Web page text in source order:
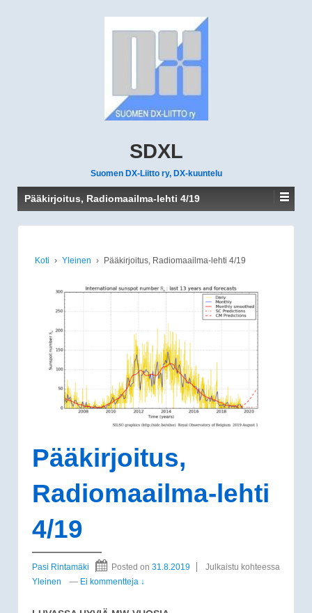
SDXL
Suomen DX-Liitto ry, DX-kuuntelu
Pääkirjoitus, Radiomaailma-lehti 4/19
Koti › Yleinen › Pääkirjoitus, Radiomaailma-lehti 4/19
Pääkirjoitus,
Radiomaailma-lehti
4/19
Pasi Rintamäki Posted on 31.8.2019
Julkaistu kohteessa
Yleinen
— Ei kommentteja ↓